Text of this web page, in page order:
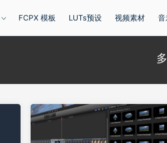
FCPX 模板 LUTs预设 视频素材 音